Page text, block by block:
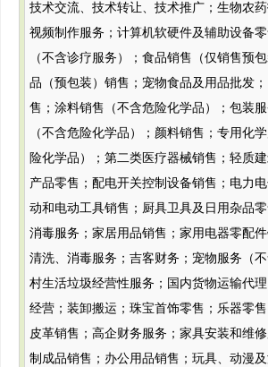
技术交流、技术转让、技术推广；生物农
视频制作服务；计算机软硬件及辅助设备
（不含诊疗服务）；食品销售（仅销售预
品（预包装）销售；宠物食品及用品批发
售；涂料销售（不含危险化学品）；包装
（不含危险化学品）；颜料销售；专用化
险化学品）；第二类医疗器械销售；轻质
产品零售；配电开关控制设备销售；电力
动和电动工具销售；厨具卫具及日用杂品
消毒服务；家居用品销售；家用电器零配件
清洗、消毒服务；吉客财务；宠物服务（
村生活垃圾经营性服务；国内货物运输代
经营；装卸搬运；珠宝首饰零售；乐器零售
皮革销售；高企财务服务；家具安装和维
制成品销售；办公用品销售；玩具、动漫